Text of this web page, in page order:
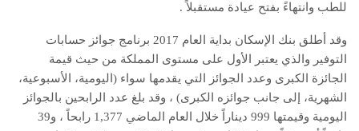
للطب وانتهاءً بفتح عيادة مستقبلاً .
وقد أطلق بنك الإسكان بداية العام 2017 برنامج جوائز حسابات
التوفير والذي يعتبر الأول على مستوى المملكة من حيث قيمة
الجائزة الكبرى وعدد الجوائز التي يقدمها سواء (اليومية، الأسبوعية،
الشهرية، إلى جانب جوائزه الكبرى) ، وقد بلغ عدد الرابحين بالجوائز
اليومية وقيمتها 999 ديناراً خلال العام الماضي 1,377 رابحاً ، و39